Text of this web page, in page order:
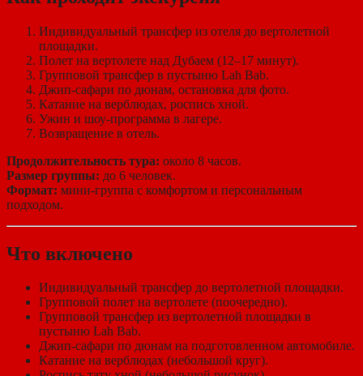
Индивидуальный трансфер из отеля до вертолетной
площадки.
Полет на вертолете над Дубаем (12–17 минут).
Групповой трансфер в пустыню Lah Bab.
Джип-сафари по дюнам, остановка для фото.
Катание на верблюдах, роспись хной.
Ужин и шоу-программа в лагере.
Возвращение в отель.
Продолжительность тура: около 8 часов.
Размер группы: до 6 человек.
Формат: мини-группа с комфортом и персональным
подходом.
Что включено
Индивидуальный трансфер до вертолетной площадки.
Групповой полет на вертолете (поочередно).
Групповой трансфер из вертолетной площадки в
пустыню Lah Bab.
Джип-сафари по дюнам на подготовленном автомобиле.
Катание на верблюдах (небольшой круг).